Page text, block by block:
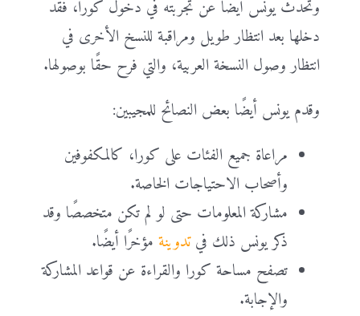
وتحدث يونس أيضًا عن تجربته في دخول كورا، فقد
دخلها بعد انتظار طويل ومراقبة للنسخ الأخرى في
انتظار وصول النسخة العربية، والتي فرح حقًا بوصولها.
وقدم يونس أيضًا بعض النصائح للمجيبين:
مراعاة جميع الفئات على كورا، كالمكفوفين
وأصحاب الاحتياجات الخاصة.
مشاركة المعلومات حتى لو لم تكن متخصصًا وقد
ذكر يونس ذلك فيتدوينة مؤخرًا أيضًا.
تصفح مساحة كورا والقراءة عن قواعد المشاركة
والإجابة.